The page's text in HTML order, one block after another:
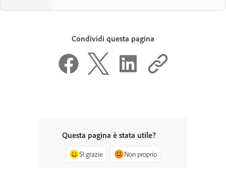
Condividi questa pagina
Questa pagina è stata utile?
Sì grazie Non proprio